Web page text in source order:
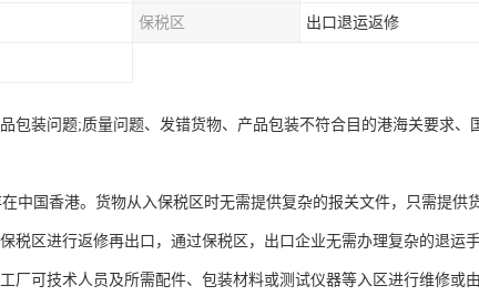
保税区 出口退运返修
包装问题;‌质量问题、发错货物、产品包装不符合目的港海关要求、
中国香港。货物从入保税区时无需提供复杂的报关文件，只需提供
税区进行返修再出口，通过保税区，出口企业无需办理复杂的退运
厂可技术人员及所需配件、包装材料或测试仪器等入区进行维修或